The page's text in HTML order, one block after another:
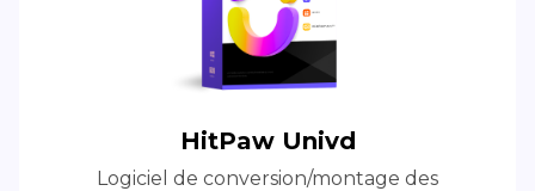
HitPaw Univd
Logiciel de conversion/montage des